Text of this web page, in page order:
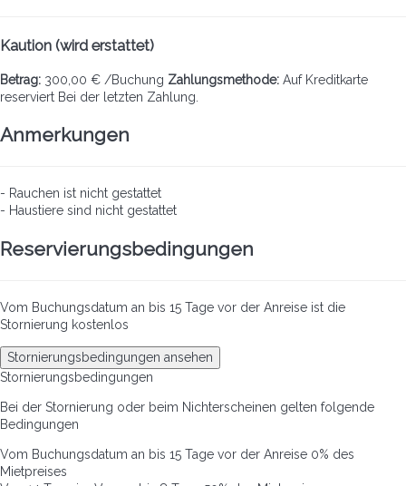
Kaution (wird erstattet)
Betrag: 300,00 € /Buchung Zahlungsmethode: Auf Kreditkarte
reserviert Bei der letzten Zahlung.
Anmerkungen
- Rauchen ist nicht gestattet
- Haustiere sind nicht gestattet
Reservierungsbedingungen
Vom Buchungsdatum an bis 15 Tage vor der Anreise ist die
Stornierung kostenlos
Stornierungsbedingungen ansehen
Stornierungsbedingungen
Bei der Stornierung oder beim Nichterscheinen gelten folgende
Bedingungen
Vom Buchungsdatum an bis 15 Tage vor der Anreise 0% des
Mietpreises